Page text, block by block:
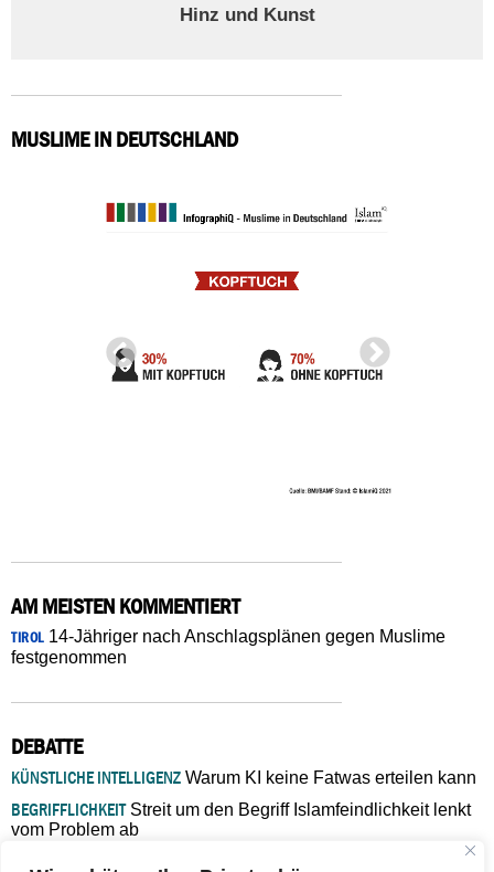
Hinz und Kunst
MUSLIME IN DEUTSCHLAND
AM MEISTEN KOMMENTIERT
TIROL14-Jähriger nach Anschlagsplänen gegen Muslime
festgenommen
DEBATTE
KÜNSTLICHE INTELLIGENZ Warum KI keine Fatwas erteilen kann
BEGRIFFLICHKEITStreit um den Begriff Islamfeindlichkeit lenkt
vom Problem ab